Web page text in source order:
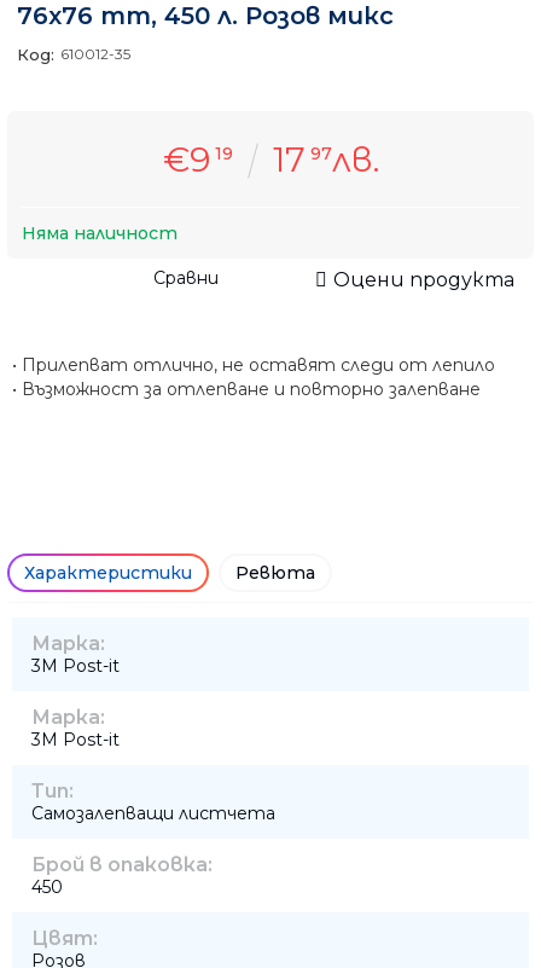
76x76 mm, 450 л. Розов микс
Код: 610012-35
€9 19 17 97лв.
Няма наличност
Сравни Оцени продукта
• Прилепват отлично, не оставят следи от лепило
• Възможност за отлепване и повторно залепване
Характеристики Ревюта
Марка:
3M Post-it
Марка:
3M Post-it
Тип:
Самозалепващи листчета
Брой в опаковка:
450
Цвят:
Розов